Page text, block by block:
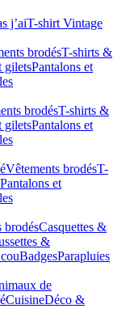
j’aiT-shirt Vintage
brodésT-shirts &
giletsPantalons et
brodésT-shirts &
giletsPantalons et
Vêtements brodésT-
Pantalons et
brodésCasquettes &
&
BadgesParapluies
de
CuisineDéco &